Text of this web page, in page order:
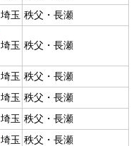
埼玉 秩父・長瀬
埼玉 秩父・長瀬
埼玉 秩父・長瀬
埼玉 秩父・長瀬
埼玉 秩父・長瀬
埼玉 秩父・長瀬